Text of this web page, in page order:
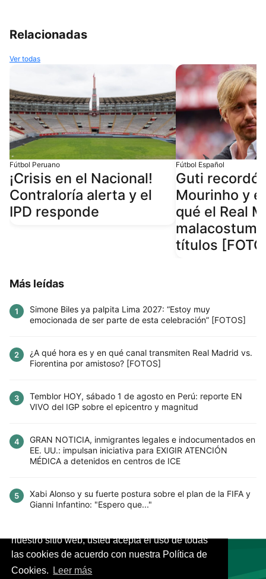
Este sitio utiliza cookies para mejorar la
nuestro sitio web, usted acepta el uso de todas
las cookies de acuerdo con nuestra Política de
Cookies.
Leer más
Relacionadas
Ver todas
Fútbol Peruano
¡Crisis en el Nacional!
Contraloría alerta y el
IPD responde
Fútbol Español
Guti recordó
Mourinho y
qué el Real
títulos
Más leídas
1
Simone Biles ya palpita Lima 2027: “Estoy muy
emocionada de ser parte de esta celebración” [FOTOS]
2
¿A qué hora es y en qué canal transmiten Real Madrid vs.
Fiorentina por amistoso? [FOTOS]
3
Temblor HOY, sábado 1 de agosto en Perú: reporte EN
VIVO del IGP sobre el epicentro y magnitud
4
GRAN NOTICIA, inmigrantes legales e indocumentados en
EE. UU.: impulsan iniciativa para EXIGIR ATENCIÓN
MÉDICA a detenidos en centros de ICE
5
Xabi Alonso y su fuerte postura sobre el plan de la FIFA y
Gianni Infantino: "Espero que..."